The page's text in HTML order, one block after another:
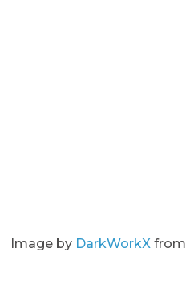
Image by DarkWorkX from